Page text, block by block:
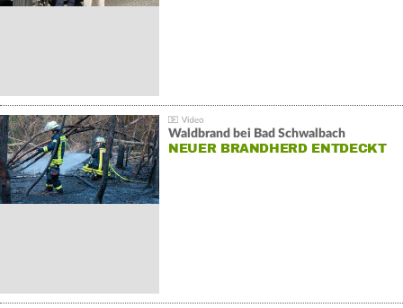
Waldbrand bei Bad Schwalbach
NEUER BRANDHERD ENTDECKT